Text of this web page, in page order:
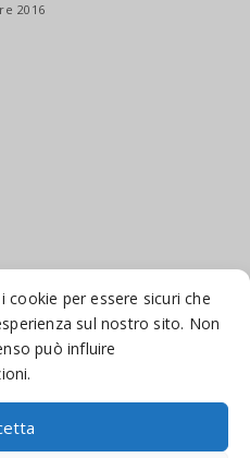
cookie per essere sicuri che
sul nostro sito. Non
può influire
2016